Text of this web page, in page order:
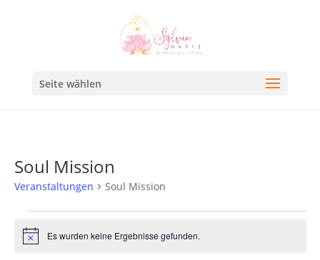
Seite wählen
Soul Mission
Veranstaltungen Soul Mission
HinweisEs wurden keine Ergebnisse gefunden.